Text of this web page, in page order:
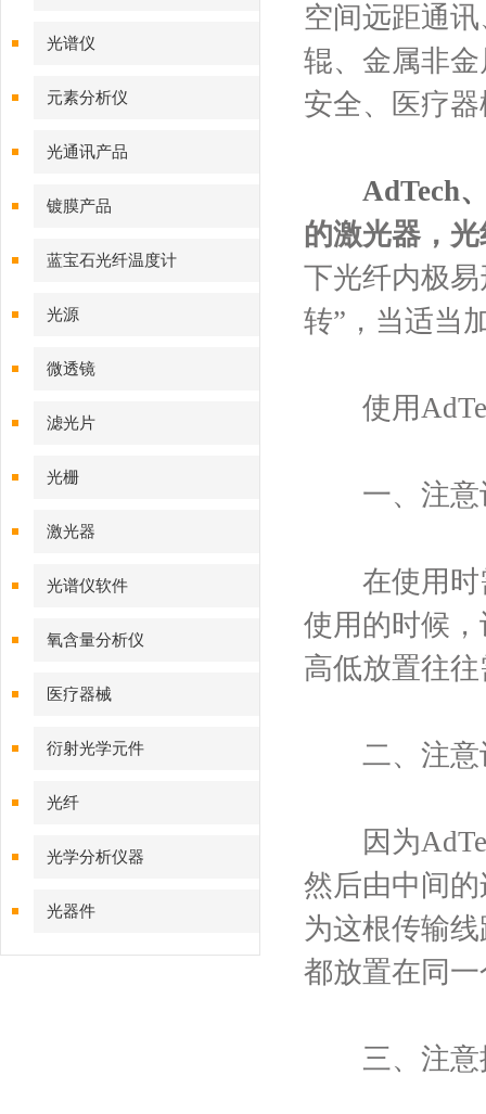
光谱仪
元素分析仪
光通讯产品
镀膜产品
蓝宝石光纤温度计
光源
微透镜
滤光片
光栅
激光器
光谱仪软件
氧含量分析仪
医疗器械
衍射光学元件
光纤
光学分析仪器
光器件
空间远距通
辊、金属非
安全、医疗
AdTech
的激光器，
下光纤内极
转”，当适当
使用
一、注意
在使用时需
使用的时候
高低放置往
二、注意
因为
然后由中间
为这根传输
都放置在同
三、注意